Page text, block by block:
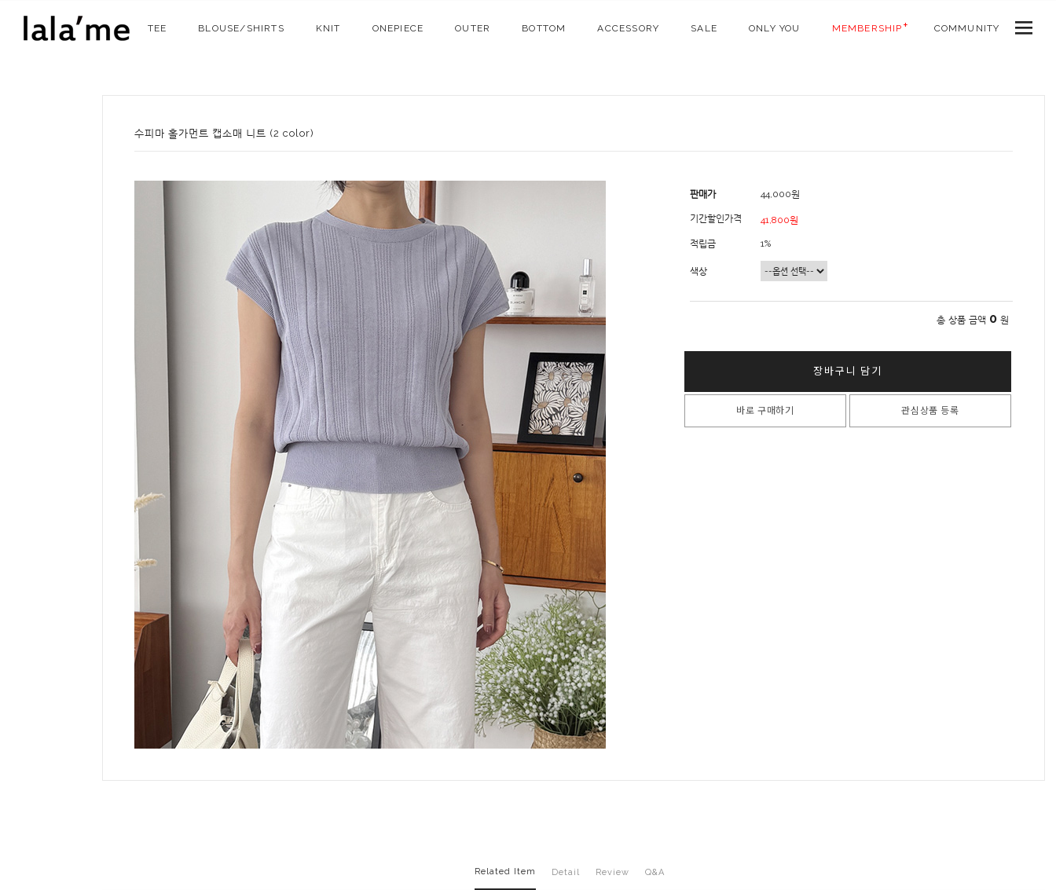
TEE BLOUSE/SHIRTS KNIT ONEPIECE OUTER BOTTOM ACCESSORY SALE ONLY YOU MEMBERSHIP COMMUNITY
수피마 홀가먼트 캡소매 니트 (2 color)
판매가 44,000원
기간할인가격 41,800원
적립금 1%
색상
총 상품 금액 0 원
장바구니 담기
바로 구매하기 관심상품 등록
Related Item Detail Review Q&A